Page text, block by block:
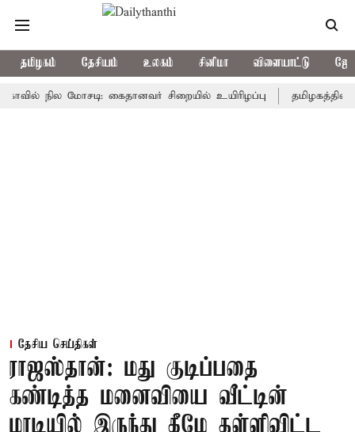
தமிழகம் தேசியம் உலகம் சினிமா விளையாட்டு
நில மோசடி: கைதானவர் சிறையில் உயிரிழப்பு தமிழகத்தில்
தேசிய செய்திகள்
ராஜஸ்தான்: மது குடிப்பதை
கண்டித்த மனைவியை வீட்டின்
மாடியில் இருந்து கீழே தள்ளிவிட்ட